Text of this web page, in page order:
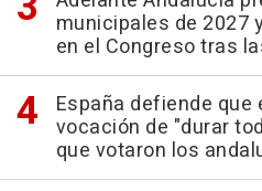
municipales de 2027
en el Congreso tras
España defiende que
vocación de "durar
que votaron los